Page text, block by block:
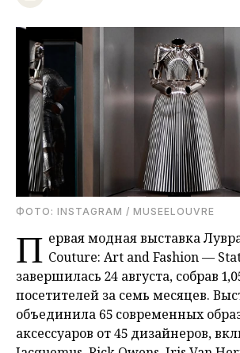
ФОТО: INSTAGRAM / MUSEELOUVRE
П ервая модная выставка
Couture: Art and Fashion —
завершилась 24 августа, собрав
посетителей за семь месяцев.
объединила 65 современных
аксессуаров от 45 дизайнеров,